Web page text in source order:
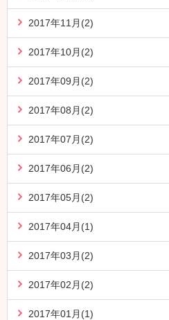
2017年11月(2)
2017年10月(2)
2017年09月(2)
2017年08月(2)
2017年07月(2)
2017年06月(2)
2017年05月(2)
2017年04月(1)
2017年03月(2)
2017年02月(2)
2017年01月(1)